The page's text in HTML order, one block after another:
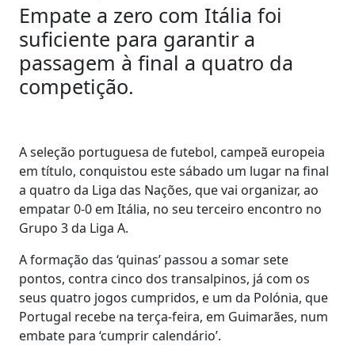
Empate a zero com Itália foi
suficiente para garantir a
passagem à final a quatro da
competição.
A seleção portuguesa de futebol, campeã europeia
em título, conquistou este sábado um lugar na final
a quatro da Liga das Nações, que vai organizar, ao
empatar 0-0 em Itália, no seu terceiro encontro no
Grupo 3 da Liga A.
A formação das ‘quinas’ passou a somar sete
pontos, contra cinco dos transalpinos, já com os
seus quatro jogos cumpridos, e um da Polónia, que
Portugal recebe na terça-feira, em Guimarães, num
embate para ‘cumprir calendário’.